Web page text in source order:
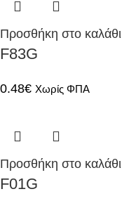
Προσθήκη στο καλάθι
F83G
0.48€ Χωρίς ΦΠΑ
Προσθήκη στο καλάθι
F01G